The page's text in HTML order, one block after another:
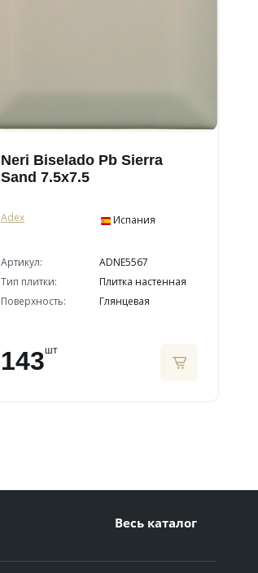
Neri Biselado Pb Sierra
Sand 7.5x7.5
Adex Испания
Артикул:
ADNE5567
Тип плитки:
Плитка настенная
Поверхность:
Глянцевая
143шт
Весь каталог